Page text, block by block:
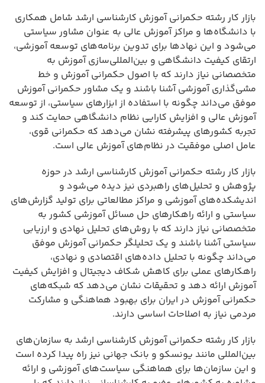
بازار کار رشته حکمرانی آموزش کارشناسی ارشد شامل همکاری
با دانشگاه‌ها و مراکز آموزش عالی به عنوان مشاور سیاستی
می‌شود و این نهادها برای تدوین برنامه‌های توسعه آموزشی،
ارتقای کیفیت دانشگاهی و بین‌المللی‌سازی آموزش به
متخصصانی نیاز دارند که با اصول حکمرانی آموزش و خط
مشی‌گذاری آموزشی آشنا باشند و یک مشاور حکمرانی آموزش
موفق می‌داند چگونه با استفاده از ابزارهای سیاستی، از توسعه
آموزش عالی و افزایش کارایی نظام دانشگاهی حمایت کند و
تجربه کشورهای پیشرفته نشان می‌دهد که حکمرانی قوی،
عامل اصلی موفقیت در نظام‌های آموزش عالی است.
بازار کار رشته حکمرانی آموزش کارشناسی ارشد در حوزه
پژوهش و تحلیل‌های راهبردی نیز دیده می‌شود و
اندیشکده‌های آموزشی و مراکز مطالعاتی برای تولید گزارش‌های
سیاستی و ارائه راهکارهای حل مسائل آموزشی کشور به
متخصصانی نیاز دارند که با روش‌های تحلیل نهادی و ارزیابی
سیاستی آشنا باشند و یک تحلیلگر حکمرانی آموزش موفق
می‌داند چگونه با تحلیل داده‌های اقتصادی و نهادی،
راهکارهای عملی برای کاهش شکاف دیجیتال و افزایش کیفیت
آموزش ارائه دهد و تحقیقات نشان می‌دهد که شبکه‌های
حکمرانی آموزش در ایران برای بهبود هماهنگی و مشارکت
مردمی نیاز به اصلاحات اساسی دارند.
بازار کار رشته حکمرانی آموزش کارشناسی ارشد به سازمان‌های
بین‌المللی مانند یونسکو و بانک جهانی نیز راه پیدا کرده است
و این سازمان‌ها برای هماهنگی سیاست‌های آموزشی و ارائه